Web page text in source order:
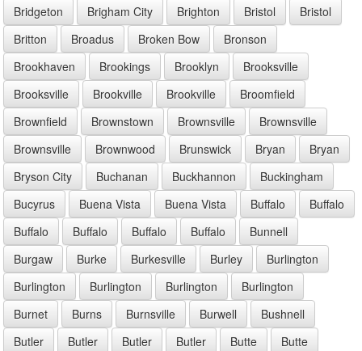
Bridgeton
Brigham City Brighton Bristol
Bristol
Britton
Broadus Broken Bow
Bronson
Brookhaven
Brookings Brooklyn
Brooksville
Brooksville
Brookville Brookville
Broomfield
Brownfield
Brownstown Brownsville
Brownsville
Brownsville
Brownwood Brunswick Bryan
Bryan
Bryson City
Buchanan Buckhannon
Buckingham
Bucyrus
Buena Vista Buena Vista Buffalo
Buffalo
Buffalo
Buffalo Buffalo Buffalo
Bunnell
Burgaw
Burke Burkesville Burley
Burlington
Burlington
Burlington Burlington
Burlington
Burnet
Burns Burnsville Burwell
Bushnell
Butler
Butler Butler Butler Butte
Butte